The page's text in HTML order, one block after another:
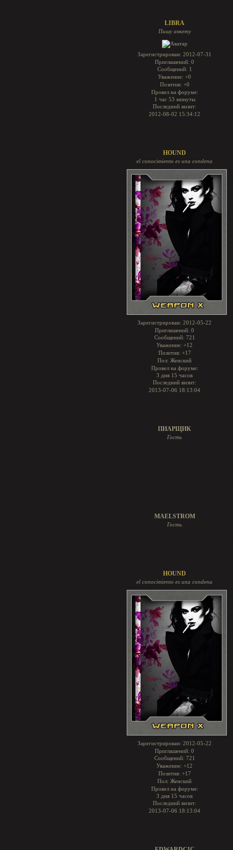
LIBRA
Пишу анкету
Зарегистрирован: 2012-07-31
Приглашений: 0
Сообщений: 1
Уважение: +0
Позитив: +0
Провел на форуме:
1 час 53 минуты
Последний визит:
2012-08-02 15:34:12
HOUND
el conocimiento es una condena
Зарегистрирован: 2012-05-22
Приглашений: 0
Сообщений: 721
Уважение: +12
Позитив: +17
Пол: Женский
Провел на форуме:
3 дня 15 часов
Последний визит:
2013-07-06 18:13:04
ПИАРЩИК
Гость
MAELSTROM
Гость
HOUND
el conocimiento es una condena
Зарегистрирован: 2012-05-22
Приглашений: 0
Сообщений: 721
Уважение: +12
Позитив: +17
Пол: Женский
Провел на форуме:
3 дня 15 часов
Последний визит:
2013-07-06 18:13:04